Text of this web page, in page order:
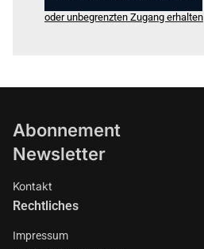
oder unbegrenzten Zugang erhalten
Abonnement
Newsletter
Kontakt
Rechtliches
Impressum